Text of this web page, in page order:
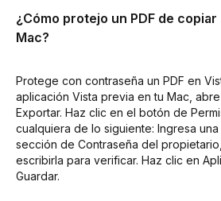
¿Cómo protejo un PDF de copiar
Mac?
Protege con contraseña un PDF en
aplicación Vista previa en tu Mac,
Exportar. Haz clic en el botón de
cualquiera de lo siguiente: Ingresa
sección de Contraseña del
escribirla para verificar. Haz clic en
Guardar.